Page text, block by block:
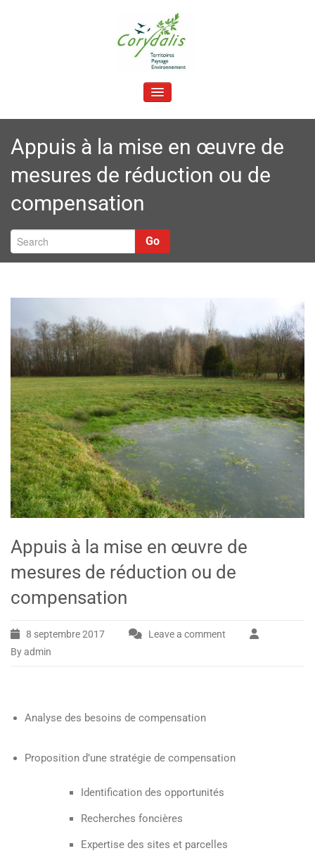
Territoires, paysage, environnement
TOGGLE NAVIGATION
Appuis à la mise en œuvre de
mesures de réduction ou de
compensation
Go
Appuis à la mise en œuvre de
mesures de réduction ou de
compensation
8 septembre 2017
Leave a comment
By admin
Analyse des besoins de compensation
Proposition d’une stratégie de compensation
Identification des opportunités
Recherches foncières
Expertise des sites et parcelles